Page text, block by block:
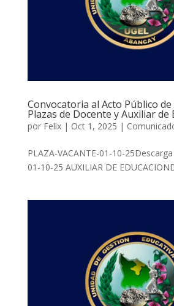
Convocatoria al Acto Público
Plazas de Docente y Auxiliar de
por Felix| Oct 1, 2025 |
PLAZA-VACANTE-01-10-
01-10-25 AUXILIAR DE